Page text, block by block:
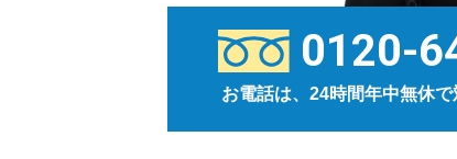
0120-
お電話は、24時間年中無休